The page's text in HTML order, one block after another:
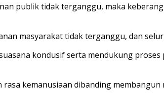
publik tidak terganggu, maka
masyarakat tidak terganggu, dan
kondusif serta mendukung
kemanusiaan dibanding